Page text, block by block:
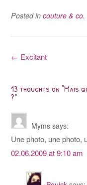
Posted in couture & co.
Post
← Excitant
13 thoughts on “Mais
?”
Myms says:
Une photo, une photo,
02.06.2009 at 9:10 am